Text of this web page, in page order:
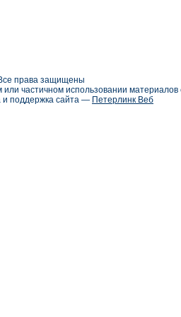
права защищены
частичном использовании
и поддержка сайта — Петерлинк Веб